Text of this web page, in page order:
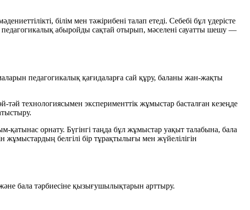
білім мен тәжірибені талап етеді. Себебі бұл үдерісте
педагогикалық абыройды сақтай отырып, мәселені сауатты шешу —
педагогикалық қағидаларға сай құру, баланы жан-жақты
технологиясымен эксперименттік жұмыстар басталған кезеңде
орнату. Бүгінгі таңда бұл жұмыстар уақыт талабына, бала
жұмыстардың белгілі бір тұрақтылығы мен жүйелілігін
бала тәрбиесіне қызығушылықтарын арттыру.